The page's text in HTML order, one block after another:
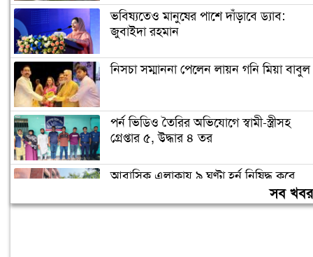
ভবিষ্যতেও মানুষের পাশে দাঁড়াবে ড্যাব:
জুবাইদা রহমান
নিসচা সম্মাননা পেলেন লায়ন গনি মিয়া বাবুল
পর্ন ভিডিও তৈরির অভিযোগে স্বামী-স্ত্রীসহ
গ্রেপ্তার ৫, উদ্ধার ৪ তর
আবাসিক এলাকায় ৯ ঘণ্টা হর্ন নিষিদ্ধ করে
সব